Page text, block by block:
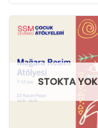
STOKTA YOK